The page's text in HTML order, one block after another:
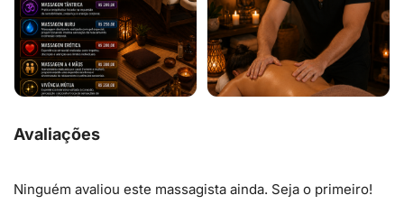
Avaliações
Ninguém avaliou este massagista ainda. Seja o primeiro!